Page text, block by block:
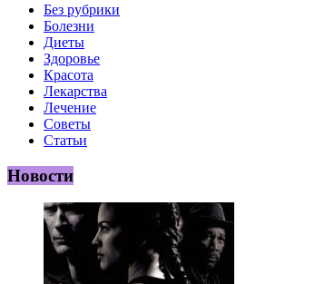
Без рубрики
Болезни
Диеты
Здоровье
Красота
Лекарства
Лечение
Советы
Статьи
Новости